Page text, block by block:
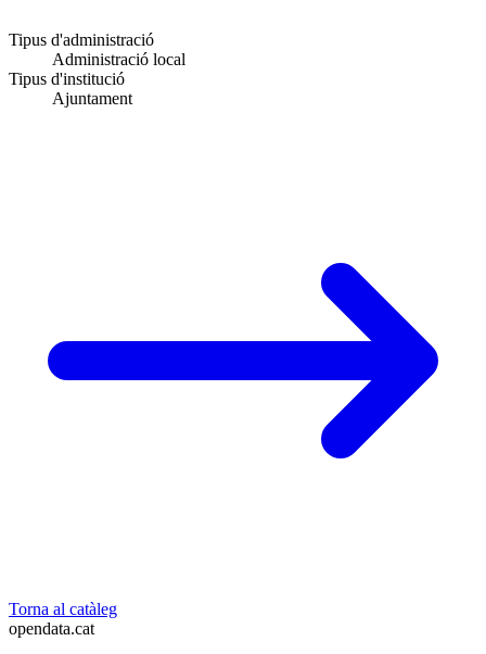
Tipus d'administració
Administració local
Tipus d'institució
Ajuntament
Torna al catàleg
opendata.cat